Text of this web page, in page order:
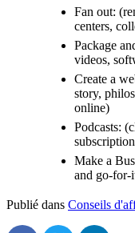
Fan out:
centers,
Package
videos,
Create a
story,
online)
Podcasts:
Make a
and go-for-
Publié dans Conseils